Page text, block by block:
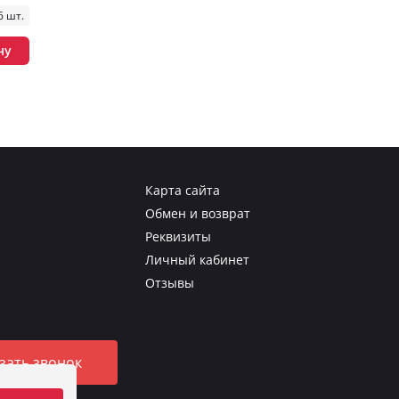
шт.
Карта сайта
Обмен и возврат
Реквизиты
Личный кабинет
Отзывы
звонок